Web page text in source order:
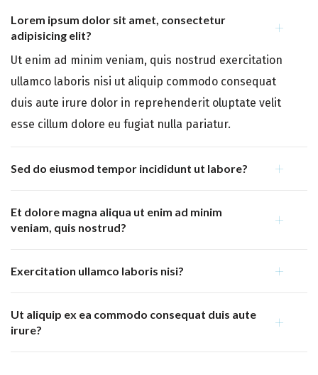
Lorem ipsum dolor sit amet, consectetur
adipisicing elit?
Ut enim ad minim veniam, quis nostrud exercitation
ullamco laboris nisi ut aliquip commodo consequat
duis aute irure dolor in reprehenderit oluptate velit
esse cillum dolore eu fugiat nulla pariatur.
Sed do eiusmod tempor incididunt ut labore?
Et dolore magna aliqua ut enim ad minim
veniam, quis nostrud?
Exercitation ullamco laboris nisi?
Ut aliquip ex ea commodo consequat duis aute
irure?